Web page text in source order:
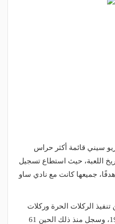
سيني قائمة أكثر حراس
اللعبة، حيث استطاع تسجيل
خلال مسيرته ما مجموعه 131 هدفًا، جميعها كانت مع نادي ساو
الركلات الحرة وركلات
الجزاء في الفريق منذ عام 1997، وسجل منذ ذلك الحين 61